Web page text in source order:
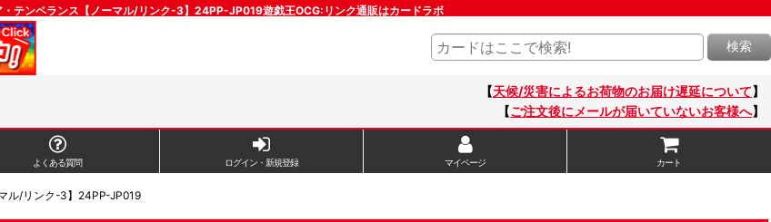
・テンペランス【ノーマル/リンク-3】24PP-JP019遊戯王OCG:リンク通販はカードラボ
検索
【天候/災害によるお荷物のお届け遅延について】
【ご注文後にメールが届いていないお客様へ】
よくある質問 ログイン・新規登録 マイページ カート
ル/リンク-3】24PP-JP019